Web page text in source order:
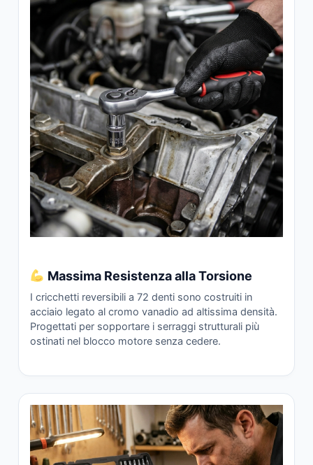
Massima Resistenza alla Torsione
I cricchetti reversibili a 72 denti sono costruiti in
acciaio legato al cromo vanadio ad altissima densità.
Progettati per sopportare i serraggi strutturali più
ostinati nel blocco motore senza cedere.